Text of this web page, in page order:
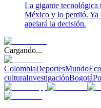
La gigante tecnológica
México y lo perdió. Ya
apelará la decisión.
Cargando...
ColombiaDeportesMundo
culturaInvestigaciónBogotá